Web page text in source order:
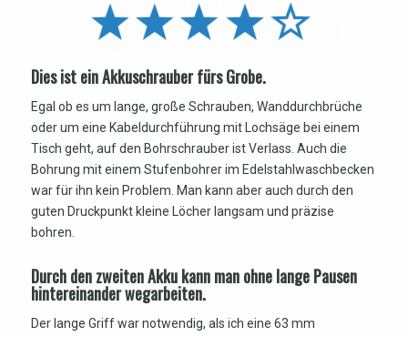
Dies ist ein Akkuschrauber fürs Grobe.
Egal ob es um lange, große Schrauben, Wanddurchbrüche
oder um eine Kabeldurchführung mit Lochsäge bei einem
Tisch geht, auf den Bohrschrauber ist Verlass. Auch die
Bohrung mit einem Stufenbohrer im Edelstahlwaschbecken
war für ihn kein Problem. Man kann aber auch durch den
guten Druckpunkt kleine Löcher langsam und präzise
bohren.
Durch den zweiten Akku kann man ohne lange Pausen
hintereinander wegarbeiten.
Der lange Griff war notwendig, als ich eine 63 mm